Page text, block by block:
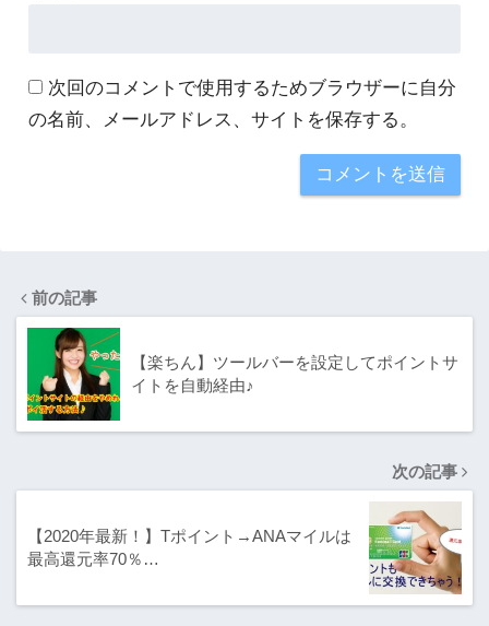
次回のコメントで使用するためブラウザーに自分
の名前、メールアドレス、サイトを保存する。
前の記事
【楽ちん】ツールバーを設定してポイントサ
イトを自動経由♪
次の記事
【2020年最新！】Tポイント→ANAマイルは
最高還元率70％…